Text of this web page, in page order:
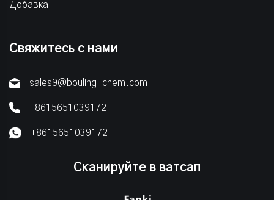
Добавка
Свяжитесь с нами
sales9@bouling-chem.com
+8615651039172
+8615651039172
Сканируйте в ватсап